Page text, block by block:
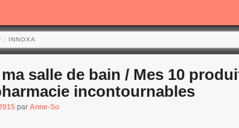
: INNOXA
salle de bain / Mes 10
incontournables
par Anne-So